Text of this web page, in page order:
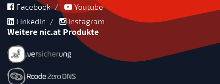
Facebook/
Youtube
LinkedIn / Instagram
Weitere nic.at Produkte